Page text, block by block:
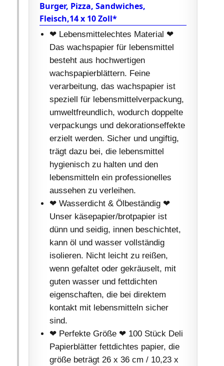
Burger, Pizza, Sandwiches,
Fleisch,14 x 10 Zoll*
❤ Lebensmittelechtes Material ❤
Das wachspapier für lebensmittel
besteht aus hochwertigen
wachspapierblättern. Feine
verarbeitung, das wachspapier ist
speziell für lebensmittelverpackung,
umweltfreundlich, wodurch doppelte
verpackungs und dekorationseffekte
erzielt werden. Sicher und ungiftig,
trägt dazu bei, die lebensmittel
hygienisch zu halten und den
lebensmitteln ein professionelles
aussehen zu verleihen.
❤ Wasserdicht & Ölbeständig ❤
Unser käsepapier/brotpapier ist
dünn und seidig, innen beschichtet,
kann öl und wasser vollständig
isolieren. Nicht leicht zu reißen,
wenn gefaltet oder gekräuselt, mit
guten wasser und fettdichten
eigenschaften, die bei direktem
kontakt mit lebensmitteln sicher
sind.
❤ Perfekte Größe ❤ 100 Stück Deli
Papierblätter fettdichtes papier, die
größe beträgt 26 x 36 cm / 10,23 x